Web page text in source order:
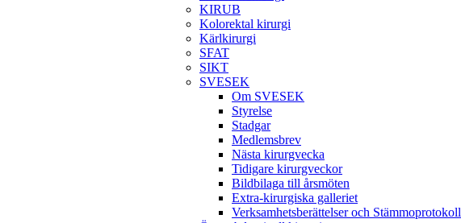
KIRUB
Kolorektal kirurgi
Kärlkirurgi
SFAT
SIKT
SVESEK
Om SVESEK
Styrelse
Stadgar
Medlemsbrev
Nästa kirurgvecka
Tidigare kirurgveckor
Bildbilaga till årsmöten
Extra-kirurgiska galleriet
Verksamhetsberättelser och Stämmoprotokoll